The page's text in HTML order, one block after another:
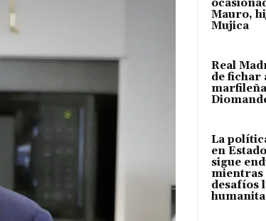
Mauro,
Mujica
Real
de fichar
La
en
sigue
mientras
desafíos